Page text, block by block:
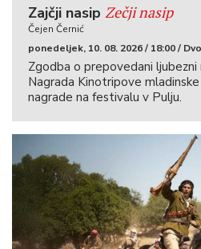
Zajčji nasip Zečji nasip
Čejen Černić
ponedeljek, 10. 08. 2026 / 18:00 /
Zgodba o prepovedani ljubezni
Nagrada Kinotripove
nagrade na festivalu v Pulju.